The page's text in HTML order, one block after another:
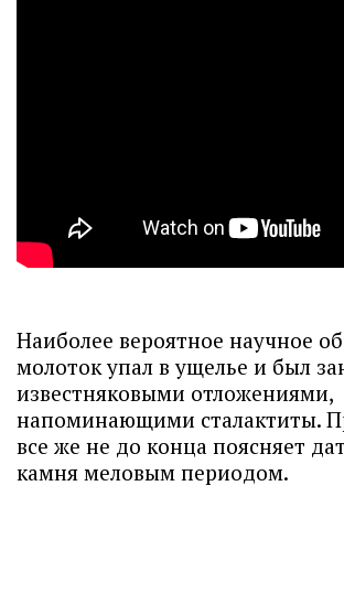
Наиболее вероятное научное
молоток упал в ущелье и был
известняковыми отложениями,
напоминающими сталактиты.
все же не до конца поясняет
камня меловым периодом.